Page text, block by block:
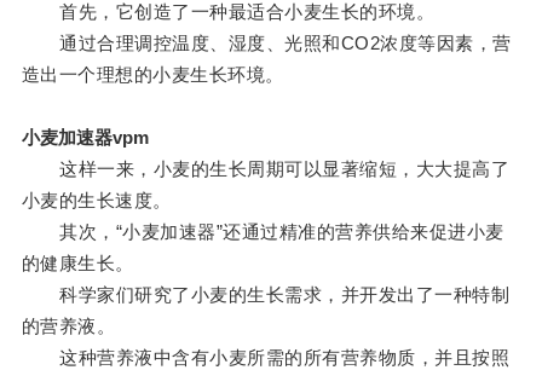
首先，它创造了一种最适合小麦生长的环境。
通过合理调控温度、湿度、光照和CO2浓度等因素，营
造出一个理想的小麦生长环境。
小麦加速器vpm
这样一来，小麦的生长周期可以显著缩短，大大提高了
小麦的生长速度。
其次，“小麦加速器”还通过精准的营养供给来促进小麦
的健康生长。
科学家们研究了小麦的生长需求，并开发出了一种特制
的营养液。
这种营养液中含有小麦所需的所有营养物质，并且按照